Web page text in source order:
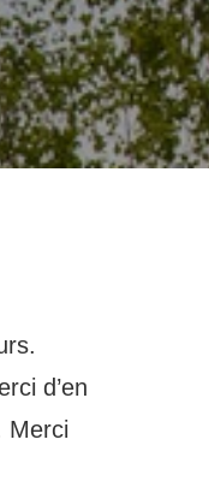
d’en
Merci